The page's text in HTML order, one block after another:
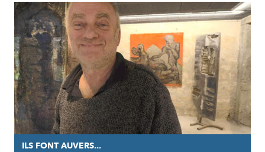
ILS FONT AUVERS...